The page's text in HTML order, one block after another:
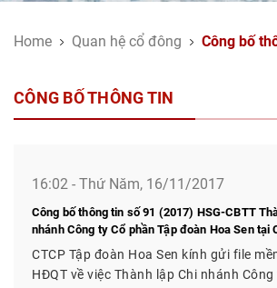
Home Quan hệ cổ đông Công bố
CÔNG BỐ THÔNG TIN
16:02 - Thứ Năm, 16/11/2017
Công bố thông tin số 91 (2017) HSG-CBTT
nhánh Công ty Cổ phần Tập đoàn Hoa Sen tại
Hòa Bình, Tiên Yên – Quảng Ninh
CTCP Tập đoàn Hoa Sen kính gửi file
HĐQT về việc Thành lập Chi nhánh